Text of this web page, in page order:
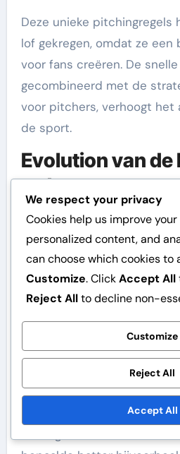
Deze unieke pitchingregels
lof gekregen, omdat ze een
voor fans creëren. De
gecombineerd met de
voor pitchers, verhoogt het
de sport.
Evolution van
order
De batting ordervoor de
ontworpen om spanning
maximaliseren. In
honkbal, waar de line-up
Bananas toe om een meer
order te hebben. Deze
in staat om hun strategie
basis van de spelsituatie
Spelers kunnen in en uit
worden gewisseld, wat een
We respect your privacy
Cookies help us improve
personalized content, and
can choose which cookies to
Customize. ClickAccept All
Reject Allto decline non-
Customize
Reject All
Accept All